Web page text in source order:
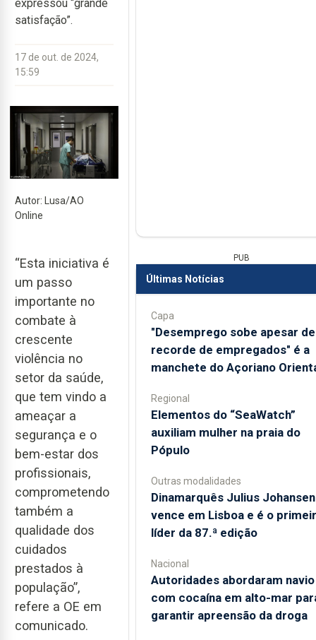
expressou “grande
satisfação”.
17 de out. de 2024,
15:59
Autor: Lusa/AO
Online
“Esta iniciativa é
um passo
importante no
combate à
crescente
violência no
setor da saúde,
que tem vindo a
ameaçar a
segurança e o
bem-estar dos
profissionais,
comprometendo
também a
qualidade dos
cuidados
prestados à
população”,
refere a OE em
comunicado.
PUB
Últimas Notícias
Capa
"Desemprego sobe apesar de
recorde de empregados" é a
manchete do Açoriano
Regional
​Elementos do “SeaWatch”
auxiliam mulher na praia do
Pópulo
Outras modalidades
Dinamarquês Julius Johansen
vence em Lisboa e é o
líder da 87.ª edição
Nacional
Autoridades abordaram navio
com cocaína em alto-mar
garantir apreensão da droga